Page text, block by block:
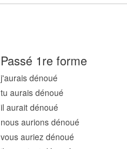
Passé 1re forme
j'aurais dénoué
tu aurais dénoué
il aurait dénoué
nous aurions dénoué
vous auriez dénoué